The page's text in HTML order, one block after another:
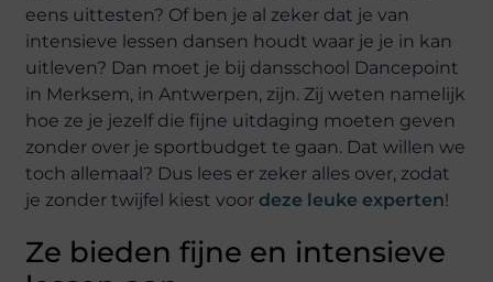
eens uittesten? Of ben je al zeker dat je van
intensieve lessen dansen houdt waar je je in kan
uitleven? Dan moet je bij dansschool Dancepoint
in Merksem, in Antwerpen, zijn. Zij weten namelijk
hoe ze je jezelf die fijne uitdaging moeten geven
zonder over je sportbudget te gaan. Dat willen we
toch allemaal? Dus lees er zeker alles over, zodat
je zonder twijfel kiest voordeze leuke experten!
Ze bieden fijne en intensieve